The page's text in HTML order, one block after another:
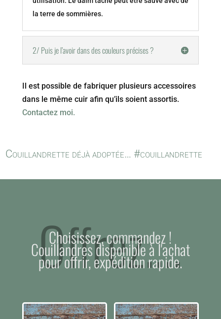
la terre de sommières.
2/ Puis je l’avoir dans des couleurs précises ?
Il est possible de fabriquer plusieurs accessoires
dans le même cuir afin qu’ils soient assortis.
Contactez moi.
Couillandrette déjà adoptée… #couillandrette
Offrez....
Choisissez, commandez !
Couillandres disponible à l'achat
pour offrir, expédition rapide.